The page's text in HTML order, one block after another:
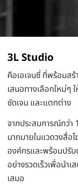
3L Studio
คือเอเจนซี่ ที่พร้อมส
เสนอทางเลือกใหม่ๆ
ชัดเจน และแตกต่าง
จากประสบการณ์กว่า
มากมายในแวดวงสื่อ
องค์กรและพร้อมปรั
อย่างรวดเร็วเพื่อนำ
เสมอ